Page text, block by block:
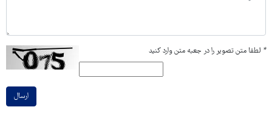
* لطفا متن تصویر را در جعبه متن وارد کنید
ارسال